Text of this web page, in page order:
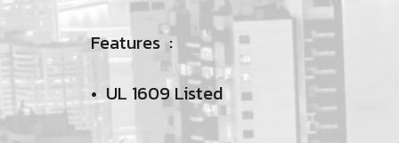
Features :
• UL 1609 Listed